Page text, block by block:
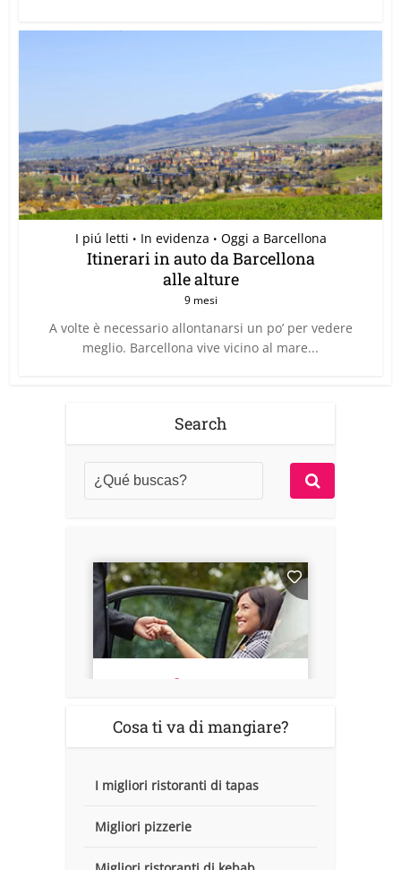
I piú letti • In evidenza • Oggi a Barcellona
Itinerari in auto da Barcellona
alle alture
9 mesi
A volte è necessario allontanarsi un po’ per vedere
meglio. Barcellona vive vicino al mare...
Search
Cosa ti va di mangiare?
I migliori ristoranti di tapas
Migliori pizzerie